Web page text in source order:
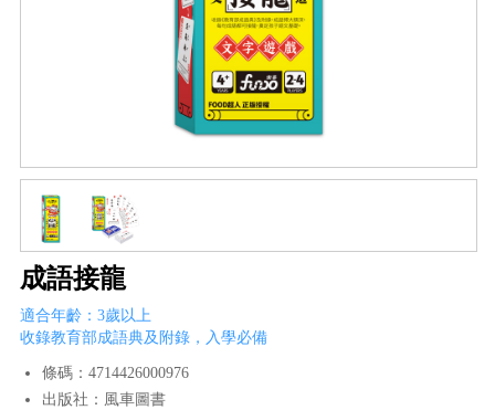
成語接龍
適合年齡：3歲以上
收錄教育部成語典及附錄，入學必備
條碼：4714426000976
出版社：風車圖書